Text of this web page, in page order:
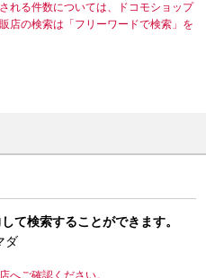
れる件数については、ドコモショップ
店の検索は「フリーワードで検索」を
て検索することができます。
ダ
へご確認ください。